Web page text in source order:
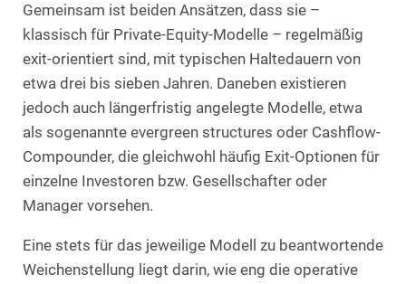
Gemeinsam ist beiden Ansätzen, dass sie –
klassisch für Private-Equity-Modelle – regelmäßig
exit-orientiert sind, mit typischen Haltedauern von
etwa drei bis sieben Jahren. Daneben existieren
jedoch auch längerfristig angelegte Modelle, etwa
als sogenannte evergreen structures oder Cashflow-
Compounder, die gleichwohl häufig Exit-Optionen für
einzelne Investoren bzw. Gesellschafter oder
Manager vorsehen.
Eine stets für das jeweilige Modell zu beantwortende
Weichenstellung liegt darin, wie eng die operative